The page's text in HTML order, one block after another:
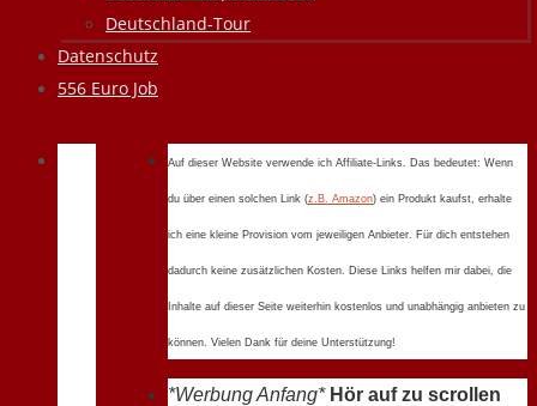
Deutschland-Tour
Datenschutz
556 Euro Job
Auf dieser Website verwende ich Affiliate-Links. Das bedeutet: Wenn
du über einen solchen Link (z.B. Amazon) ein Produkt kaufst, erhalte
ich eine kleine Provision vom jeweiligen Anbieter. Für dich entstehen
dadurch keine zusätzlichen Kosten. Diese Links helfen mir dabei, die
Inhalte auf dieser Seite weiterhin kostenlos und unabhängig anbieten zu
können. Vielen Dank für deine Unterstützung!
*Werbung Anfang* Hör auf zu scrollen